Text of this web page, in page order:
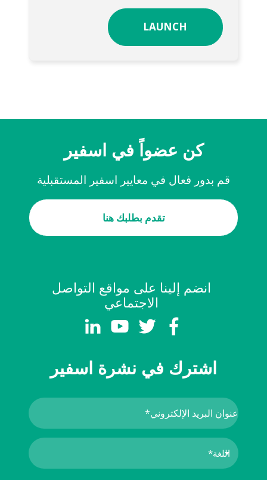
LAUNCH
كن عضواً في اسفير
قم بدور فعال في معايير اسفير المستقبلية
تقدم بطلبك هنا
انضم إلينا على مواقع التواصل
الاجتماعي
اشترك في نشرة اسفير